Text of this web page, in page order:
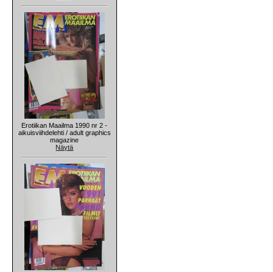
Erotiikan Maailma 1990 nr 2 -
aikuisviihdelehti / adult graphics
magazine
Näytä